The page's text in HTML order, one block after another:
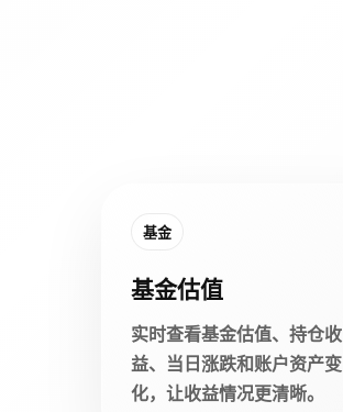
基金
基金估值
实时查看基金估值、持仓收
益、当日涨跌和账户资产变
化，让收益情况更清晰。